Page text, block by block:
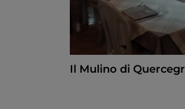
Il Mulino di